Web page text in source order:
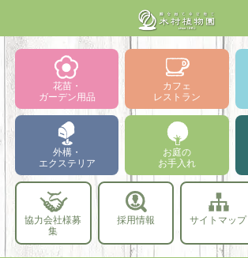
花苗・
ガーデン用品
カフェ
レストラン
外構・
エクステリア
お庭の
お手入れ
協力会社様募
集
採用情報 サイトマップ